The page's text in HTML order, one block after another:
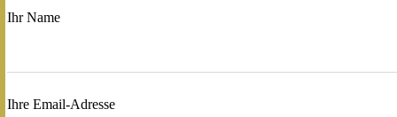
Ihr Name
Ihre Email-Adresse